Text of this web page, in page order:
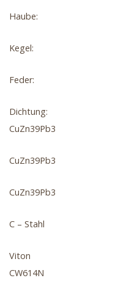
Haube:
Kegel:
Feder:
Dichtung:
CuZn39Pb3
CuZn39Pb3
CuZn39Pb3
C – Stahl
Viton
CW614N